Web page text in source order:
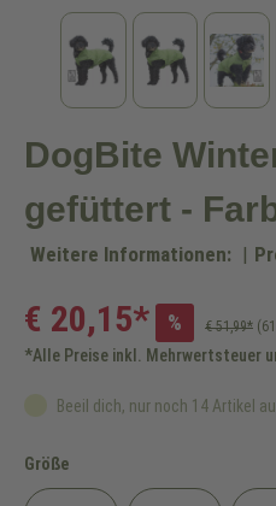
DogBite
gefüttert -
Weitere Informationen: |
€ 20,15* % € 51,99*
*Alle Preise inkl. Mehrwertsteuer
Beeil dich, nur noch 14 Artikel
Größeauswählen